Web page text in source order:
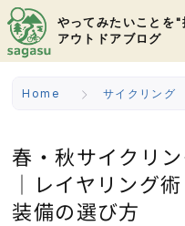
やってみたいことを"
アウトドアブログ
Home サイクリング
春・秋サイクリ
｜レイヤリング
装備の選び方